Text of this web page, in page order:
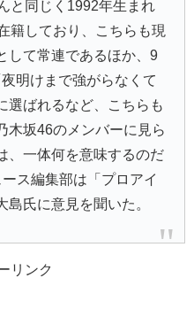
と同じく1992年生まれ
籍しており、こちらも現
して常連であるほか、9
明けまで強がらなくて
選ばれるなど、こちらも
木坂46のメンバーに見ら
、一体何を意味するのだ
ス編集部は「プロアイ
島氏に意見を聞いた。
リンク